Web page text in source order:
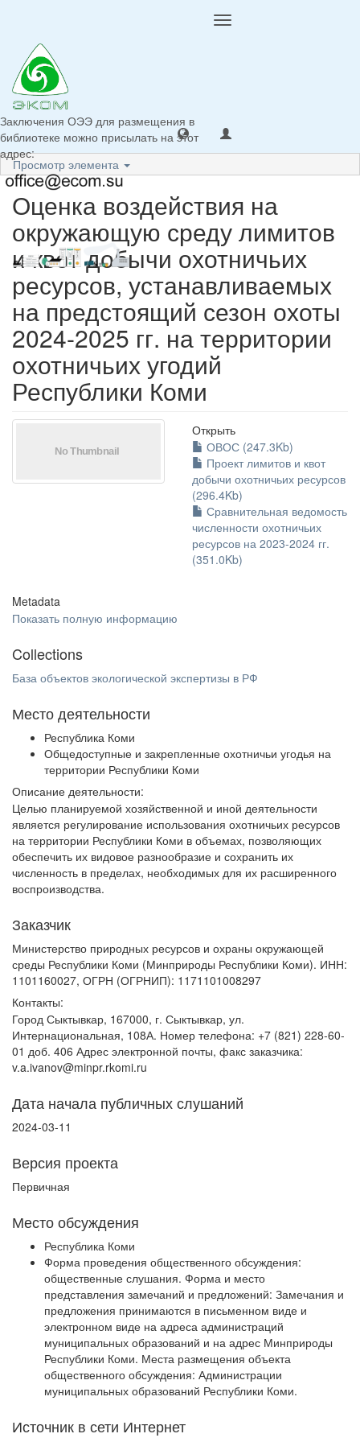
Toggle
Заключения ОЭЭ для размещения в
библиотеке можно присылать на этот
адрес:
Просмотр элемента
Оценка воздействия на
окружающую среду лимитов
и квот добычи охотничьих
ресурсов, устанавливаемых
на предстоящий сезон охоты
2024-2025 гг. на территории
охотничьих угодий
Республики Коми
Открыть
ОВОС (247.3Kb)
Проект лимитов и квот
добычи охотничьих ресурсов
(296.4Kb)
Сравнительная ведомость
численности охотничьих
ресурсов на 2023-2024 гг.
(351.0Kb)
Metadata
Показать полную информацию
Collections
База объектов экологической экспертизы в РФ
Место деятельности
Республика Коми
Общедоступные и закрепленные охотничьи угодья на
территории Республики Коми
Описание деятельности:
Целью планируемой хозяйственной и иной деятельности
является регулирование использования охотничьих ресурсов
на территории Республики Коми в объемах, позволяющих
обеспечить их видовое разнообразие и сохранить их
численность в пределах, необходимых для их расширенного
воспроизводства.
Заказчик
Министерство природных ресурсов и охраны окружающей
среды Республики Коми (Минприроды Республики Коми). ИНН:
1101160027, ОГРН (ОГРНИП): 1171101008297
Контакты:
Город Сыктывкар, 167000, г. Сыктывкар, ул.
Интернациональная, 108А. Номер телефона: +7 (821) 228-60-
01 доб. 406 Адрес электронной почты, факс заказчика:
v.a.ivanov@minpr.rkomi.ru
Дата начала публичных слушаний
2024-03-11
Версия проекта
Первичная
Место обсуждения
Республика Коми
Форма проведения общественного обсуждения:
общественные слушания. Форма и место
представления замечаний и предложений: Замечания и
предложения принимаются в письменном виде и
электронном виде на адреса администраций
муниципальных образований и на адрес Минприроды
Республики Коми. Места размещения объекта
общественного обсуждения: Администрации
муниципальных образований Республики Коми.
Источник в сети Интернет